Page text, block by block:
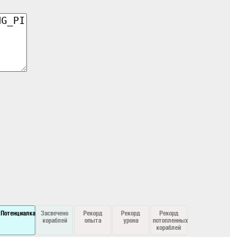
Потенциалка
Засвечено
кораблей
Рекорд
опыта
Рекорд
урона
Рекорд
потопленных
кораблей